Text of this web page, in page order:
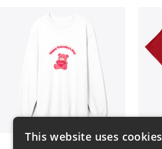
This website uses cookies